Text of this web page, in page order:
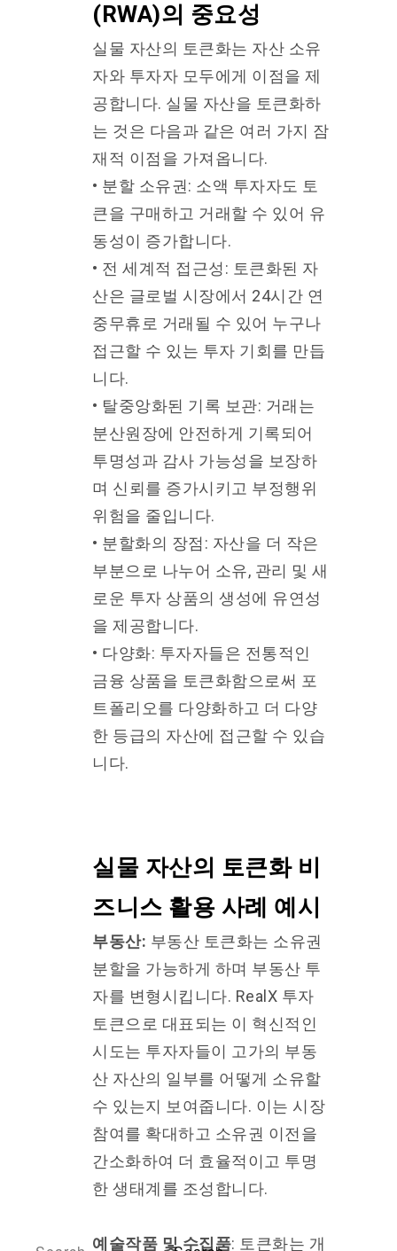
(RWA)의 중요성
실물 자산의 토큰화는 자산 소유
자와 투자자 모두에게 이점을 제
공합니다. 실물 자산을 토큰화하
는 것은 다음과 같은 여러 가지 잠
재적 이점을 가져옵니다.
• 분할 소유권: 소액 투자자도 토
큰을 구매하고 거래할 수 있어 유
동성이 증가합니다.
• 전 세계적 접근성: 토큰화된 자
산은 글로벌 시장에서 24시간 연
중무휴로 거래될 수 있어 누구나
접근할 수 있는 투자 기회를 만듭
니다.
• 탈중앙화된 기록 보관: 거래는
분산원장에 안전하게 기록되어
투명성과 감사 가능성을 보장하
며 신뢰를 증가시키고 부정행위
위험을 줄입니다.
• 분할화의 장점: 자산을 더 작은
부분으로 나누어 소유, 관리 및 새
로운 투자 상품의 생성에 유연성
을 제공합니다.
• 다양화: 투자자들은 전통적인
금융 상품을 토큰화함으로써 포
트폴리오를 다양화하고 더 다양
한 등급의 자산에 접근할 수 있습
니다.
실물 자산의 토큰화 비
즈니스 활용 사례 예시
부동산: 부동산 토큰화는 소유권
분할을 가능하게 하며 부동산 투
자를 변형시킵니다. RealX 투자
토큰으로 대표되는 이 혁신적인
시도는 투자자들이 고가의 부동
산 자산의 일부를 어떻게 소유할
수 있는지 보여줍니다. 이는 시장
참여를 확대하고 소유권 이전을
간소화하여 더 효율적이고 투명
한 생태계를 조성합니다.
예 술작품 및 수집품: 토큰화는 개